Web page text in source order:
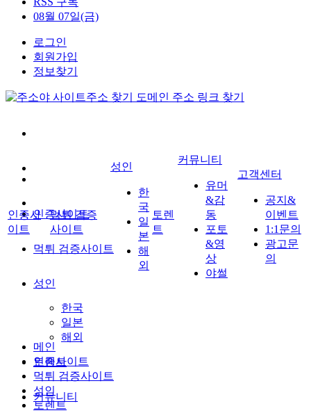
08월 07일(금)
로그인
회원가입
정보찾기
인증사이트
먹튀 검증사이트
성인
한국
일본
해외
토렌트
커뮤니티
인증사
이트
먹튀 검증
사이트
성인
한
국
일
본
해
외
토렌
트
커뮤니티
유머
&감
동
포토
&영
상
야썰
고객센터
공지&
이벤트
1:1문의
광고문
의
메인
인증사이트
먹튀 검증사이트
성인
토렌트